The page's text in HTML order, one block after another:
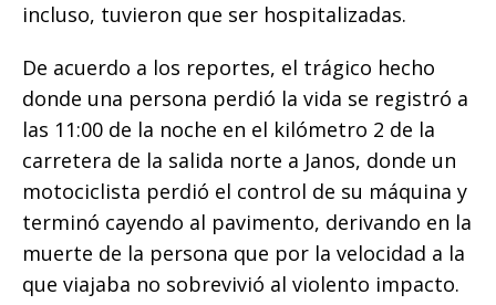
incluso, tuvieron que ser hospitalizadas.
De acuerdo a los reportes, el trágico hecho
donde una persona perdió la vida se registró a
las 11:00 de la noche en el kilómetro 2 de la
carretera de la salida norte a Janos, donde un
motociclista perdió el control de su máquina y
terminó cayendo al pavimento, derivando en la
muerte de la persona que por la velocidad a la
que viajaba no sobrevivió al violento impacto.